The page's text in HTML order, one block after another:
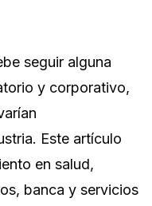
seguir alguna
y corporativo,
Este artículo
en salud,
banca y servicios